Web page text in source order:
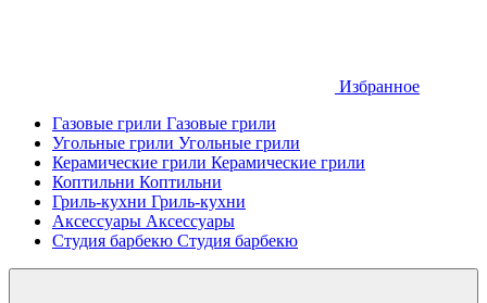
Избранное
Газовые грили Газовые грили
Угольные грили Угольные грили
Керамические грили Керамические грили
Коптильни Коптильни
Гриль-кухни Гриль-кухни
Аксессуары Аксессуары
Студия барбекю Студия барбекю